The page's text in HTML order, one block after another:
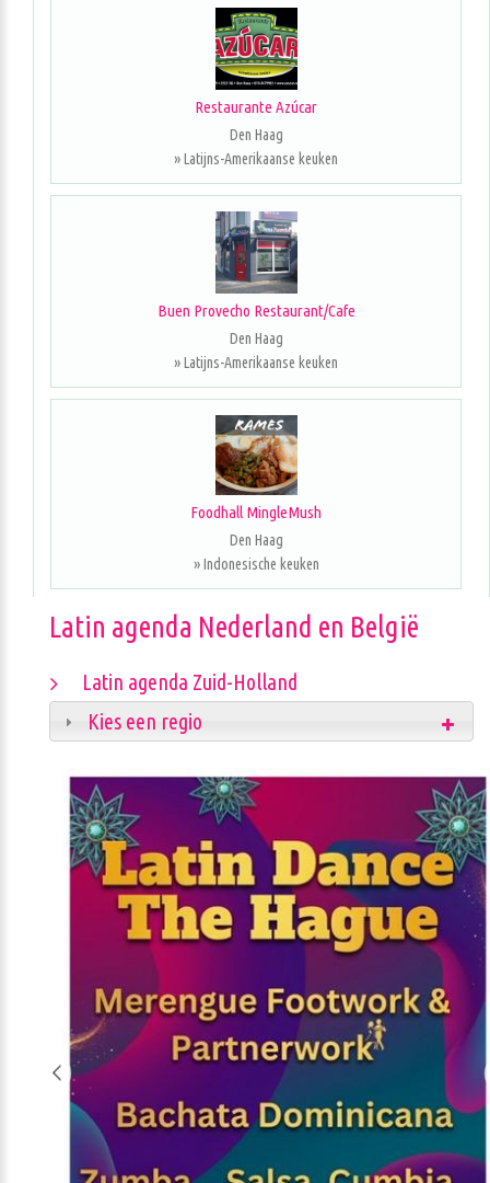
Restaurante Azúcar
Den Haag
» Latijns-Amerikaanse keuken
Buen Provecho Restaurant/Cafe
Den Haag
» Latijns-Amerikaanse keuken
Foodhall MingleMush
Den Haag
» Indonesische keuken
Latin agenda Nederland en België
Latin agenda Zuid-Holland
Kies een regio